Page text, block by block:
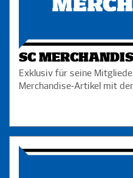
SC
Exklusiv für seine
Merchandise-Artikel mit